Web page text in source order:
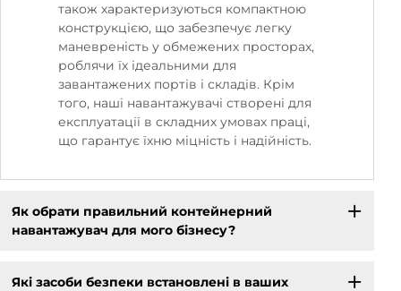
також характеризуються компактною
конструкцією, що забезпечує легку
маневреність у обмежених просторах,
роблячи їх ідеальними для
завантажених портів і складів. Крім
того, наші навантажувачі створені для
експлуатації в складних умовах праці,
що гарантує їхню міцність і надійність.
Як обрати правильний контейнерний
навантажувач для мого бізнесу?
Які засоби безпеки встановлені в ваших